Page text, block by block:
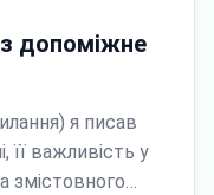
допоміжне
я писав
її важливість у
змістовного…